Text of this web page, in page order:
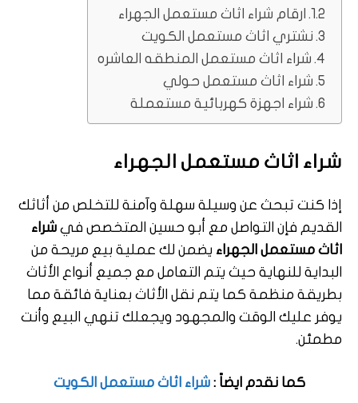
ارقام شراء اثاث مستعمل الجهراء
نشتري اثاث مستعمل الكويت
شراء اثاث مستعمل المنطقه العاشره
شراء اثاث مستعمل حولي
شراء اجهزة كهربائية مستعملة
شراء اثاث مستعمل الجهراء
إذا كنت تبحث عن وسيلة سهلة وآمنة للتخلص من أثاثك
القديم فإن التواصل مع أبو حسين المتخصص في شراء
اثاث مستعمل الجهراء يضمن لك عملية بيع مريحة من
البداية للنهاية حيث يتم التعامل مع جميع أنواع الأثاث
بطريقة منظمة كما يتم نقل الأثاث بعناية فائقة مما
يوفر عليك الوقت والمجهود ويجعلك تنهي البيع وأنت
مطمئن.
كما نقدم ايضاً :شراء اثاث مستعمل الكويت